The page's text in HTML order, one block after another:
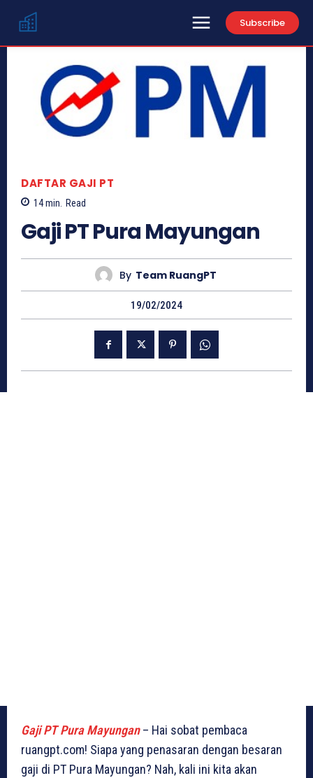
Subscribe
DAFTAR GAJI PT
14min. Read
Gaji PT Pura Mayungan
By Team RuangPT
19/02/2024
Gaji PT Pura Mayungan– Hai sobat pembaca
ruangpt.com! Siapa yang penasaran dengan besaran
gaji di PT Pura Mayungan? Nah, kali ini kita akan